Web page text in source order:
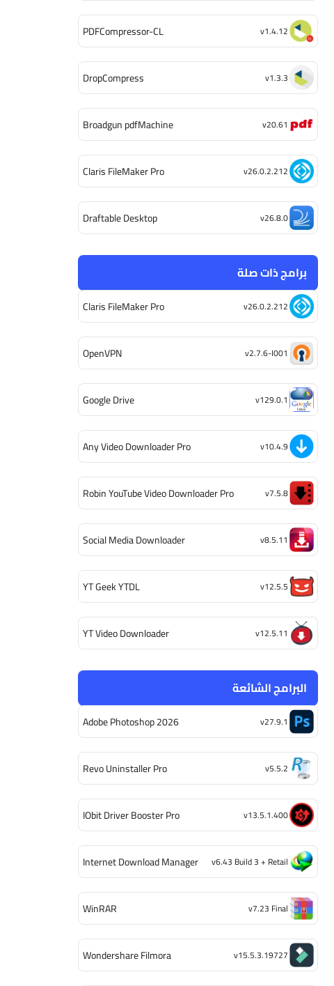
PDFCompressor-CL v1.4.12
DropCompress v1.3.3
Broadgun pdfMachine v20.61
Claris FileMaker Pro v26.0.2.212
Draftable Desktop v26.8.0
برامج ذات صلة
Claris FileMaker Pro v26.0.2.212
OpenVPN v2.7.6-I001
Google Drive v129.0.1
Any Video Downloader Pro v10.4.9
Robin YouTube Video Downloader Pro v7.5.8
Social Media Downloader v8.5.11
YT Geek YTDL v12.5.5
YT Video Downloader v12.5.11
البرامج الشائعة
Adobe Photoshop 2026 v27.9.1
Revo Uninstaller Pro v5.5.2
IObit Driver Booster Pro v13.5.1.400
Internet Download Manager v6.43 Build 3 + Retail
WinRAR v7.23 Final
Wondershare Filmora v15.5.3.19727